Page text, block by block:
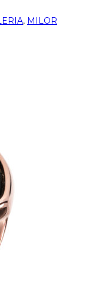
, MILOR